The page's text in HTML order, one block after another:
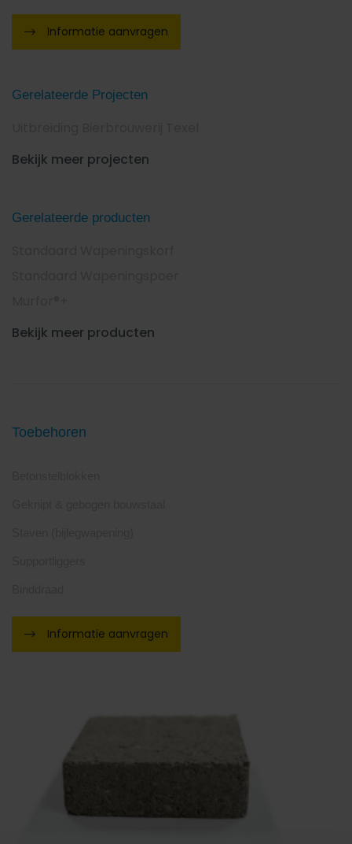
Informatie aanvragen
Gerelateerde Projecten
Bekijk meer projecten
Gerelateerde producten
Bekijk meer producten
Toebehoren
Informatie aanvragen